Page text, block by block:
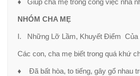
♦ Giúp cha mẹ trong công việc nhà
NHÓM CHA MẸ
I. Những Lỡ Lầm, Khuyết Điểm Của
Các con, cha mẹ biết trong quá khứ
♦ Đã bất hòa, to tiếng, gây gổ nhau